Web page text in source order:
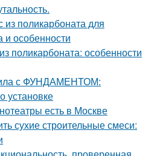
из поликарбоната для
и особенности
поликарбоната: особенности
с ФУНДАМЕНТОМ:
установке
есть в Москве
сухие строительные смеси: